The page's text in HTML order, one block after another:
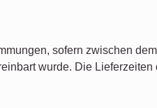
sofern zwischen
wurde. Die